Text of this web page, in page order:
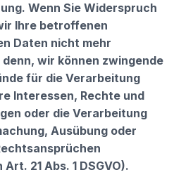
Wenn Sie Widerspruch
Ihre betroffenen
Daten nicht mehr
wir können zwingende
für die Verarbeitung
Interessen, Rechte und
oder die Verarbeitung
Ausübung oder
21 Abs. 1 DSGVO).